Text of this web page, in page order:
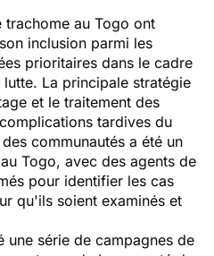
au Togo ont
inclusion parmi les
prioritaires dans le cadre
La principale stratégie
et le traitement des
tardives du
communautés a été un
Togo, avec des agents de
pour identifier les cas
qu'ils soient examinés et
une série de campagnes de